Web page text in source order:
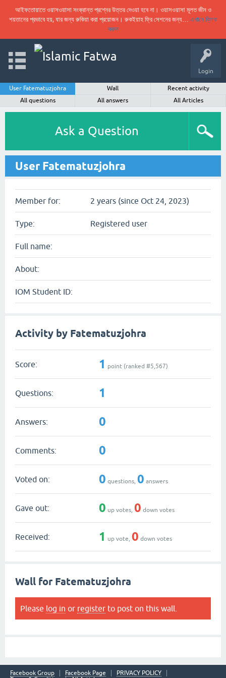
আইফতোয়াতে ওয়াসওয়াসা সংক্রান্ত প্রশ্নের উত্তর দেওয়া হবে না। ওয়াসওয়াসা মূলত জীন ও
শয়তানের প্রভাবে হয়, যার জন্য রুকিয়া করা প্রয়োজন। রুকইয়াহ ফ্রি সেশনের জন্য… এখানে ক্লিক
করুন
Login
User Fatematuzjohra Wall
Recent activity
All questions
All answers All Articles
Ask a Question
User Fatematuzjohra
Member for: 2 years (since Oct 24, 2023)
Type: Registered user
Full name:
About:
IOM Student ID:
Activity by Fatematuzjohra
Score: 1 point (ranked #5,567)
Questions: 1
Answers: 0
Comments: 0
Voted on: 0 questions, 0 answers
Gave out: 0 up votes, 0 down votes
Received: 1 up vote, 0 down votes
Wall for Fatematuzjohra
Please log in or register to post on this wall.
Facebook Group Facebook Page
PRIVACY POLICY